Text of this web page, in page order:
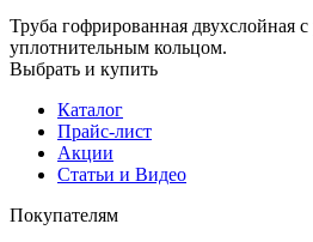
Труба гофрированная двухслойная
уплотнительным кольцом.
Выбрать и купить
Каталог
Прайс-лист
Акции
Статьи и Видео
Покупателям